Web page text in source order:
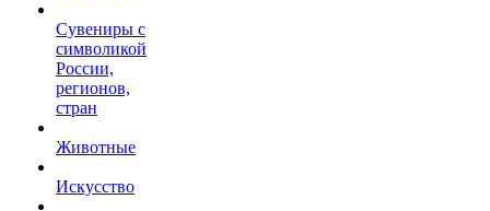
Сувениры с
символикой
России,
регионов,
стран
Животные
Искусство